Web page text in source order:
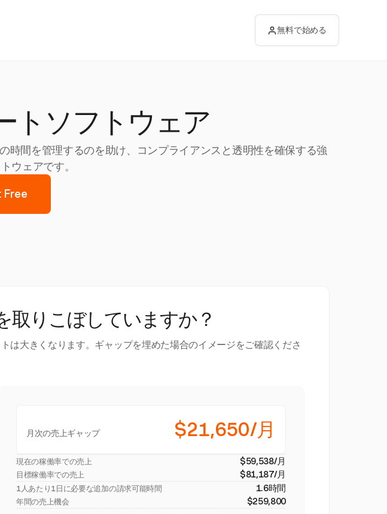
無料で始める
トソフトウェア
時間を管理するのを助け、コンプライアンスと透明性を確保する強
ウェアです。
Free
取りこぼしていますか？
大きくなります。ギャップを埋めた場合のイメージをご確認くださ
月次の売上ギャップ $21,650/月
現在の稼働率での売上 $59,538/月
目標稼働率での売上 $81,187/月
1人あたり1日に必要な追加の請求可能時間 1.6時間
年間の売上機会 $259,800